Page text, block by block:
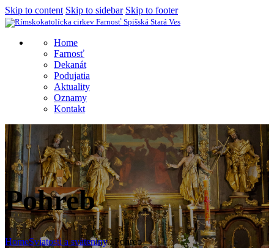
Skip to content Skip to sidebar Skip to footer
Home
Farnosť
Dekanát
Podujatia
Aktuality
Oznamy
Kontakt
Pohreb
HomeSviatosti a sväteniny...Pohreb